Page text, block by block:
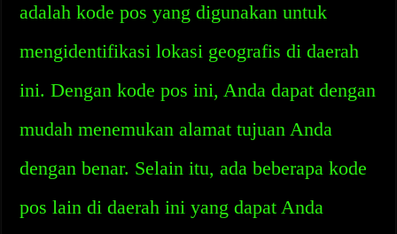
adalah kode pos yang digunakan untuk
mengidentifikasi lokasi geografis di daerah
ini. Dengan kode pos ini, Anda dapat dengan
mudah menemukan alamat tujuan Anda
dengan benar. Selain itu, ada beberapa kode
pos lain di daerah ini yang dapat Anda